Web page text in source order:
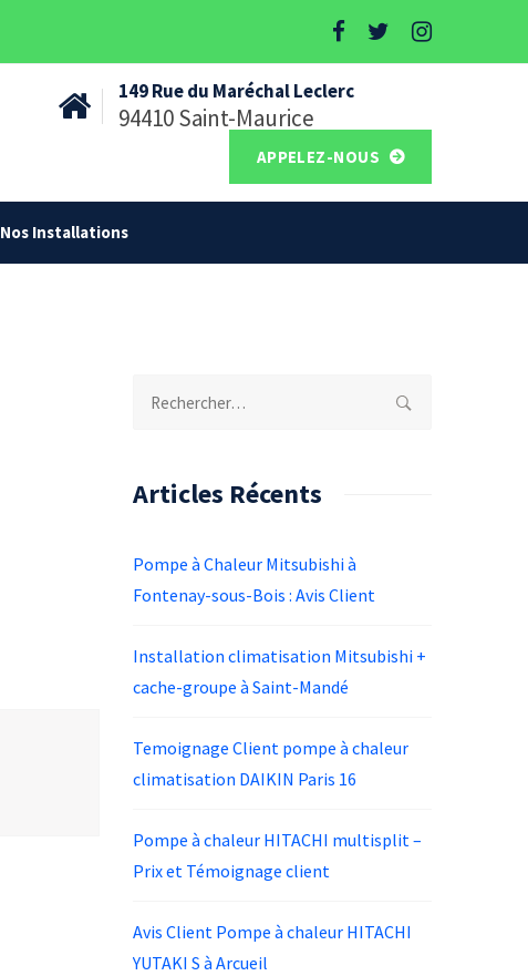
149 Rue du Maréchal Leclerc
94410 Saint-Maurice
APPELEZ-NOUS
Nos Installations
Rechercher :
Articles Récents
Pompe à Chaleur Mitsubishi à
Fontenay-sous-Bois : Avis Client
Installation climatisation Mitsubishi +
cache-groupe à Saint-Mandé
Temoignage Client pompe à chaleur
climatisation DAIKIN Paris 16
Pompe à chaleur HITACHI multisplit –
Prix et Témoignage client
Avis Client Pompe à chaleur HITACHI
YUTAKI S à Arcueil